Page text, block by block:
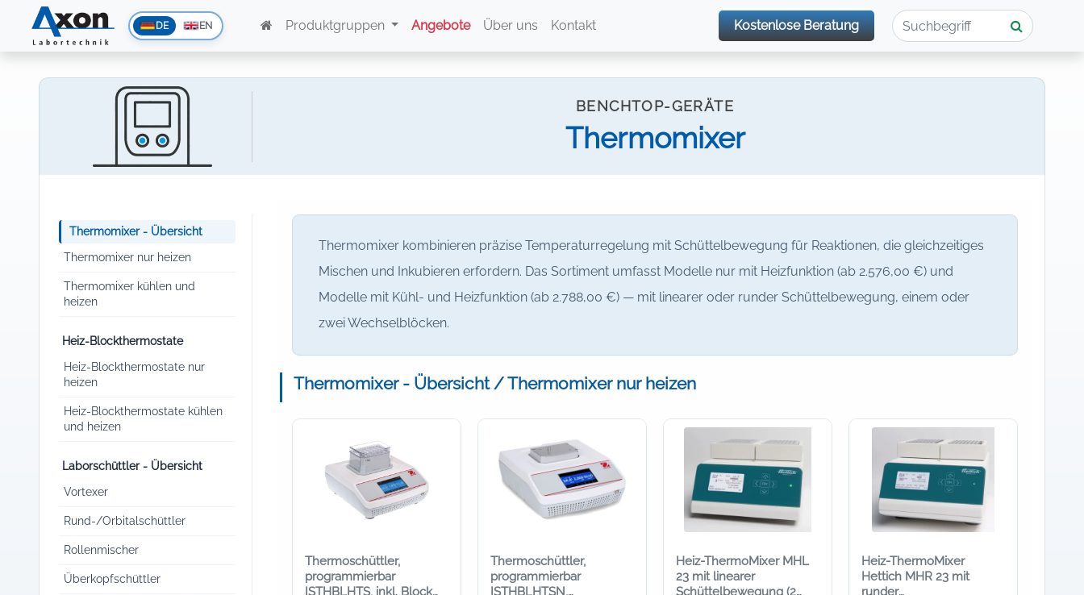
DE EN Produktgruppen Angebote Über uns Kontakt Kostenlose Beratung
BENCHTOP-GERÄTE
Thermomixer
Thermomixer - Übersicht
Thermomixer nur heizen
Thermomixer kühlen und
heizen
Heiz-Blockthermostate
Heiz-Blockthermostate nur
heizen
Heiz-Blockthermostate kühlen
und heizen
Laborschüttler - Übersicht
Vortexer
Rund-/Orbitalschüttler
Rollenmischer
Überkopfschüttler
Thermomixer kombinieren präzise Temperaturregelung mit Schüttelbewegung für Reaktionen, die gleichzeitiges
Mischen und Inkubieren erfordern. Das Sortiment umfasst Modelle nur mit Heizfunktion (ab 2.576,00 €) und
Modelle mit Kühl- und Heizfunktion (ab 2.788,00 €) — mit linearer oder runder Schüttelbewegung, einem oder
zwei Wechselblöcken.
Thermomixer - Übersicht / Thermomixer nur heizen
Thermoschüttler,
programmierbar
ISTHBLHTS, inkl. Block
Thermoschüttler,
programmierbar
ISTHBLHTSN,
Heiz-ThermoMixer MHL
23 mit linearer
Schüttelbewegung (2
Heiz-ThermoMixer
Hettich MHR 23 mit
runder